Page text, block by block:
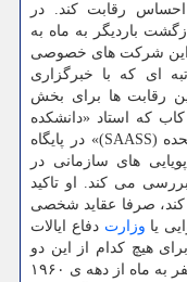
رقابت كند. در
باردیگر به ماه به
این شركت های خصوصی
ای كه با خبرگزاری
رقابت ها برای بخش
كه استاد «دانشكده
مطالعات هوافضای نیروی هوایی ایالات متحده (SAASS)» در پایگاه
های سازمانی در
می كند. او تاكید
صرفا عقاید شخصی
یا وزارت دفاع ایالات
هیچ كدام از این دو
بخش مساله ی پیچیده ای نیست. توانایی سفر به ماه از دهه ی ۱۹۶۰